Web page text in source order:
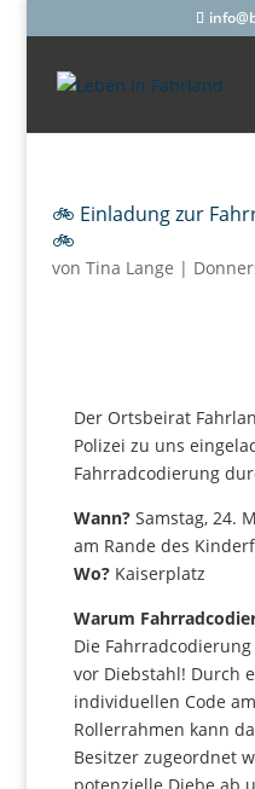
🚲 Einladung zur
🚲
von Tina Lange |
Der Ortsbeirat
Polizei zu uns
Fahrradcodierung
Wann?Samstag, 24.
am Rande des
Wo?Kaiserplatz
Warum
Die
vor Diebstahl! Durch
individuellen Code
Rollerrahmen kann
Besitzer zugeordnet